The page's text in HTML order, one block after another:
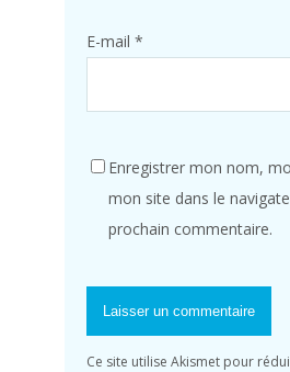
E-mail *
Enregistrer mon nom,
mon site dans le
prochain commentaire.
Ce site utilise Akismet pour